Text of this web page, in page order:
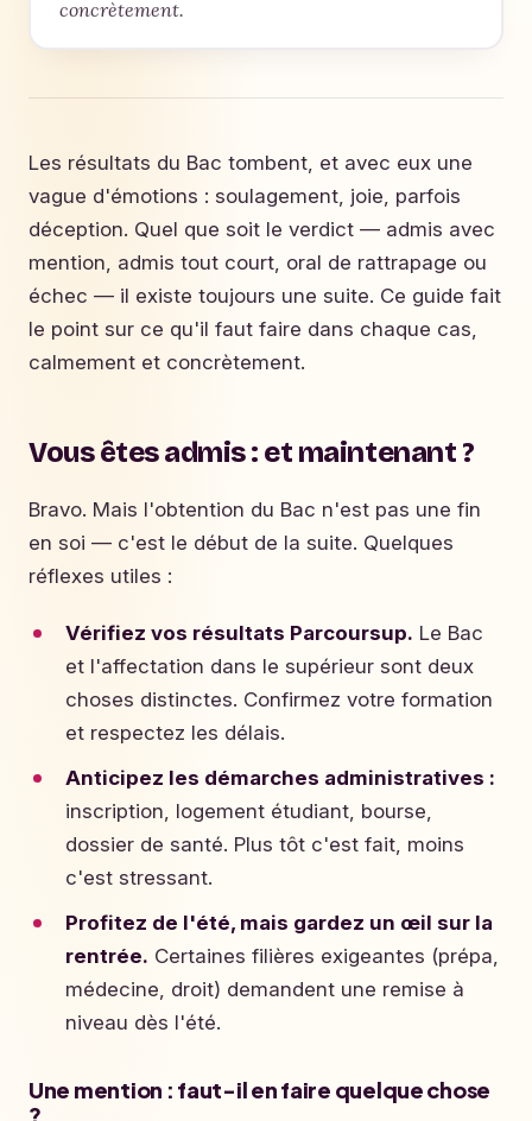
concrètement.
Les résultats du Bac tombent, et avec eux une
vague d'émotions : soulagement, joie, parfois
déception. Quel que soit le verdict — admis avec
mention, admis tout court, oral de rattrapage ou
échec — il existe toujours une suite. Ce guide fait
le point sur ce qu'il faut faire dans chaque cas,
calmement et concrètement.
Vous êtes admis : et maintenant ?
Bravo. Mais l'obtention du Bac n'est pas une fin
en soi — c'est le début de la suite. Quelques
réflexes utiles :
Vérifiez vos résultats Parcoursup. Le Bac
et l'affectation dans le supérieur sont deux
choses distinctes. Confirmez votre formation
et respectez les délais.
Anticipez les démarches administratives :
inscription, logement étudiant, bourse,
dossier de santé. Plus tôt c'est fait, moins
c'est stressant.
Profitez de l'été, mais gardez un œil sur la
rentrée. Certaines filières exigeantes (prépa,
médecine, droit) demandent une remise à
niveau dès l'été.
Une mention : faut-il en faire quelque chose
?